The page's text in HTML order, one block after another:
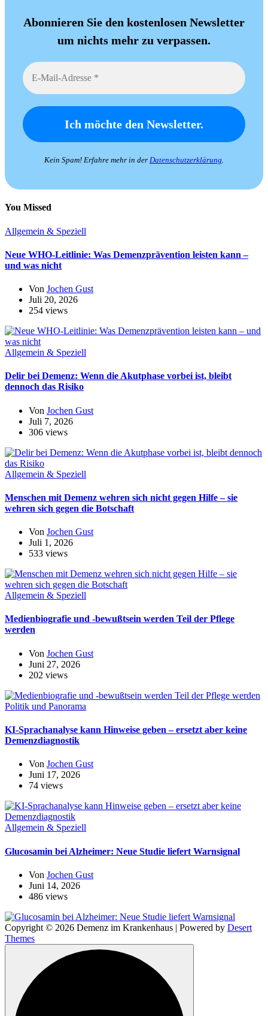
Abonnieren Sie den kostenlosen Newsletter
um nichts mehr zu verpassen.
Kein Spam! Erfahre mehr in der Datenschutzerklärung.
You Missed
Allgemein & Speziell
Neue WHO-Leitlinie: Was Demenzprävention leisten kann –
und was nicht
Von Jochen Gust
Juli 20, 2026
254 views
Allgemein & Speziell
Delir bei Demenz: Wenn die Akutphase vorbei ist, bleibt
dennoch das Risiko
Von Jochen Gust
Juli 7, 2026
306 views
Allgemein & Speziell
Menschen mit Demenz wehren sich nicht gegen Hilfe – sie
wehren sich gegen die Botschaft
Von Jochen Gust
Juli 1, 2026
533 views
Allgemein & Speziell
Medienbiografie und -bewußtsein werden Teil der Pflege
werden
Von Jochen Gust
Juni 27, 2026
202 views
Politik und Panorama
KI-Sprachanalyse kann Hinweise geben – ersetzt aber keine
Demenzdiagnostik
Von Jochen Gust
Juni 17, 2026
74 views
Allgemein & Speziell
Glucosamin bei Alzheimer: Neue Studie liefert Warnsignal
Von Jochen Gust
Juni 14, 2026
486 views
Copyright © 2026 Demenz im Krankenhaus | Powered by Desert
Themes